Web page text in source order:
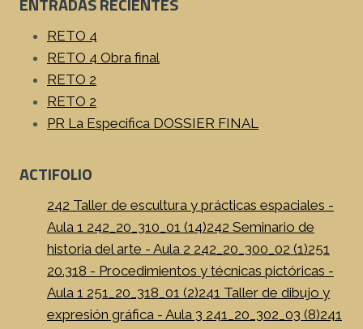
RETO 4
RETO 4 Obra final
RETO 2
RETO 2
PR La Especifica DOSSIER FINAL
ACTIFOLIO
242 Taller de escultura y prácticas espaciales -
Aula 1 242_20_310_01 (14)242 Seminario de
historia del arte - Aula 2 242_20_300_02 (1)251
20.318 - Procedimientos y técnicas pictóricas -
Aula 1 251_20_318_01 (2)241 Taller de dibujo y
expresión gráfica - Aula 3 241_20_302_03 (8)241